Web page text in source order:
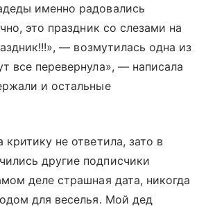
именно радовались
это праздник со слезами на
— возмутилась одна из
все перевернула», — написала
и остальные
критику не ответила, зато в
другие подписчики
деле страшная дата, никогда
для веселья. Мой дед